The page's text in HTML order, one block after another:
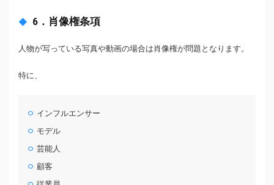
6．肖像権条項
人物が写っている写真や動画の場合は肖像権が問題となります。
特に、
インフルエンサー
モデル
芸能人
顧客